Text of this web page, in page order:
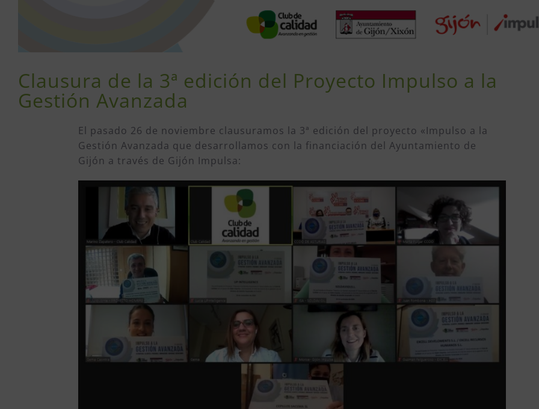
Clausura de la 3ª edición del Proyecto Impulso a la
Gestión Avanzada
El pasado 26 de noviembre clausuramos la 3ª edición del proyecto «Impulso a la
Gestión Avanzada que desarrollamos con la financiación del Ayuntamiento de
Gijón a través de Gijón Impulsa: